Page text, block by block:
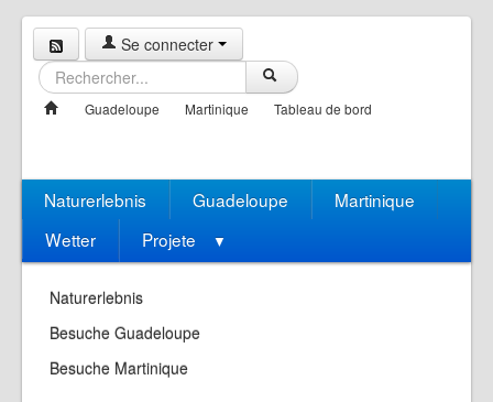
Se connecter
Guadeloupe Martinique Tableau de bord
Naturerlebnis Guadeloupe
Martinique
Wetter
Projete ▼
Naturerlebnis
Besuche Guadeloupe
Besuche Martinique